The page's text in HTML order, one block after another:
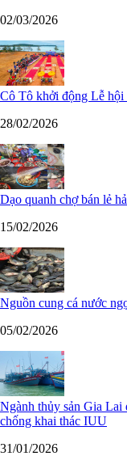
02/03/2026
Cô Tô khởi động Lễ
28/02/2026
Dạo quanh chợ bán lẻ
15/02/2026
Nguồn cung cá nước
05/02/2026
Ngành thủy sản Gia Lai
chống khai thác IUU
31/01/2026